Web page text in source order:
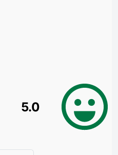
5.0